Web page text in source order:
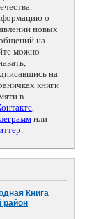
о
новых
на
можно
на
книги
в
,
или
.
Книга
район